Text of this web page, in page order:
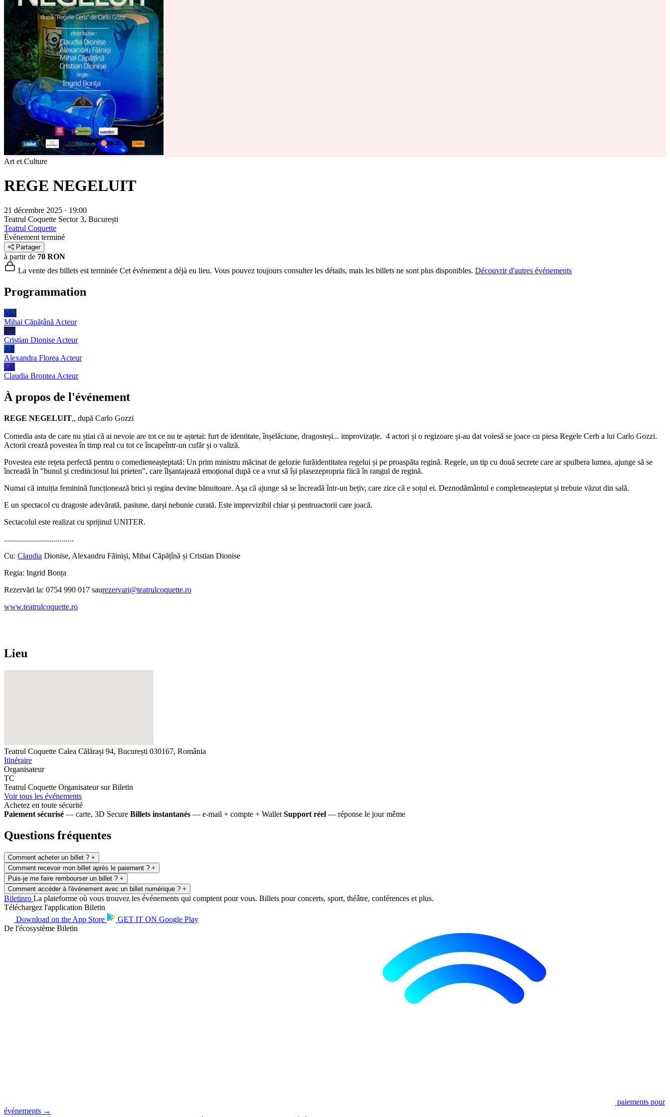
Art et Culture
REGE NEGELUIT
21 décembre 2025 · 19:00
Teatrul Coquette Sector 3, București
Teatrul Coquette
Événement terminé
Partager
à partir de 70 RON
La vente des billets est terminée Cet événement a déjà eu lieu. Vous pouvez toujours consulter les détails, mais les billets ne sont plus disponibles. Découvrir d'autres événements
Programmation
MC
Mihai Căpățână Acteur
CD
Cristian Dionise Acteur
AF
Alexandra Florea Acteur
CB
Claudia Brontea Acteur
À propos de l'événement
REGE NEGELUIT,, după Carlo Gozzi
​Comedia asta de care nu știai că ai nevoie are tot ce nu te aștetai: furt de identitate, înșelăciune, dragosteși... improvizație. 4 actori și o regizoare și-au dat voiesă se joace cu piesa Regele Cerb a lui Carlo Gozzi.
Actorii crează povestea în timp real cu tot ce încapeîntr-un cufăr și o valiză.
Povestea este rețeta perfectă pentru o comedieneașteptată: Un prim ministru măcinat de gelozie furăidentitatea regelui și pe proaspăta regină. Regele, un tip cu două secrete care ar spulbera lumea, ajunge să se
încreadă în "bunul și credinciosul lui prieten", care îlșantajează emoțional după ce a vrut să își plasezepropria fiică în rangul de regină.
Numai că intuiția feminină funcționează brici și regina devine bănuitoare. Așa că ajunge să se încreadă într-un bețiv, care zice că e soțul ei. Deznodământul e completneașteptat și trebuie văzut din sală.
E un spectacol cu dragoste adevărată, pasiune, darși nebunie curată. Este imprevizibil chiar și pentruactorii care joacă.
Sectacolul este realizat cu sprijinul UNITER.
...................................
Cu: Claudia Dionise, Alexandru Făiniși, Mihai Căpățînă și Cristian Dionise
Regia: Ingrid Bonța
Rezervări la: 0754 990 017 saurezervari@teatrulcoquette.ro
www.teatrulcoquette.ro
Lieu
Teatrul Coquette Calea Călărași 94, București 030167, România
Itinéraire
Organisateur
TC
Teatrul Coquette Organisateur sur Biletin
Voir tous les événements
Achetez en toute sécurité
Paiement sécurisé — carte, 3D Secure Billets instantanés — e-mail + compte + Wallet Support réel — réponse le jour même
Questions fréquentes
Comment acheter un billet ? +
Comment recevoir mon billet après le paiement ? +
Puis-je me faire rembourser un billet ? +
Comment accéder à l'événement avec un billet numérique ? +
Biletinro La plateforme où vous trouvez les événements qui comptent pour vous. Billets pour concerts, sport, théâtre, conférences et plus.
Téléchargez l'application Biletin
Download on the App Store GET IT ON Google Play
De l'écosystème Biletin
paiements pour
événements →